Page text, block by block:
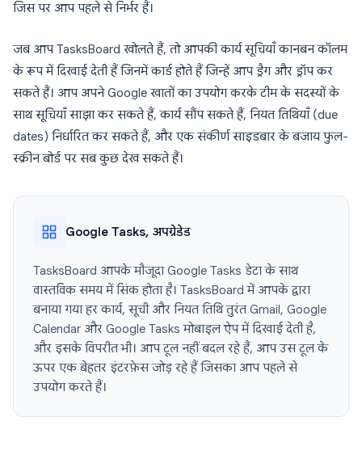
जिस पर आप पहले से निर्भर हैं।
जब आप TasksBoard खोलते हैं, तो आपकी कार्य सूचियाँ कानबन कॉलम
के रूप में दिखाई देती हैं जिनमें कार्ड होते हैं जिन्हें आप ड्रैग और ड्रॉप कर
सकते हैं। आप अपने Google खातों का उपयोग करके टीम के सदस्यों के
साथ सूचियाँ साझा कर सकते हैं, कार्य सौंप सकते हैं, नियत तिथियाँ (due
dates) निर्धारित कर सकते हैं, और एक संकीर्ण साइडबार के बजाय फुल-
स्क्रीन बोर्ड पर सब कुछ देख सकते हैं।
Google Tasks, अपग्रेडेड
TasksBoard आपके मौजूदा Google Tasks डेटा के साथ
वास्तविक समय में सिंक होता है। TasksBoard में आपके द्वारा
बनाया गया हर कार्य, सूची और नियत तिथि तुरंत Gmail, Google
Calendar और Google Tasks मोबाइल ऐप में दिखाई देती है,
और इसके विपरीत भी। आप टूल नहीं बदल रहे हैं, आप उस टूल के
ऊपर एक बेहतर इंटरफ़ेस जोड़ रहे हैं जिसका आप पहले से
उपयोग करते हैं।